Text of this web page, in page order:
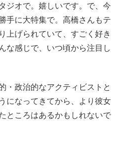
ジオで。嬉しいです。で、今
手に大特集で。高橋さんもテ
上げられていて、すごく好き
な感じで、いつ頃から注目し
・政治的なアクティビストと
になってきてから、より彼女
ところはあるかもしれないで